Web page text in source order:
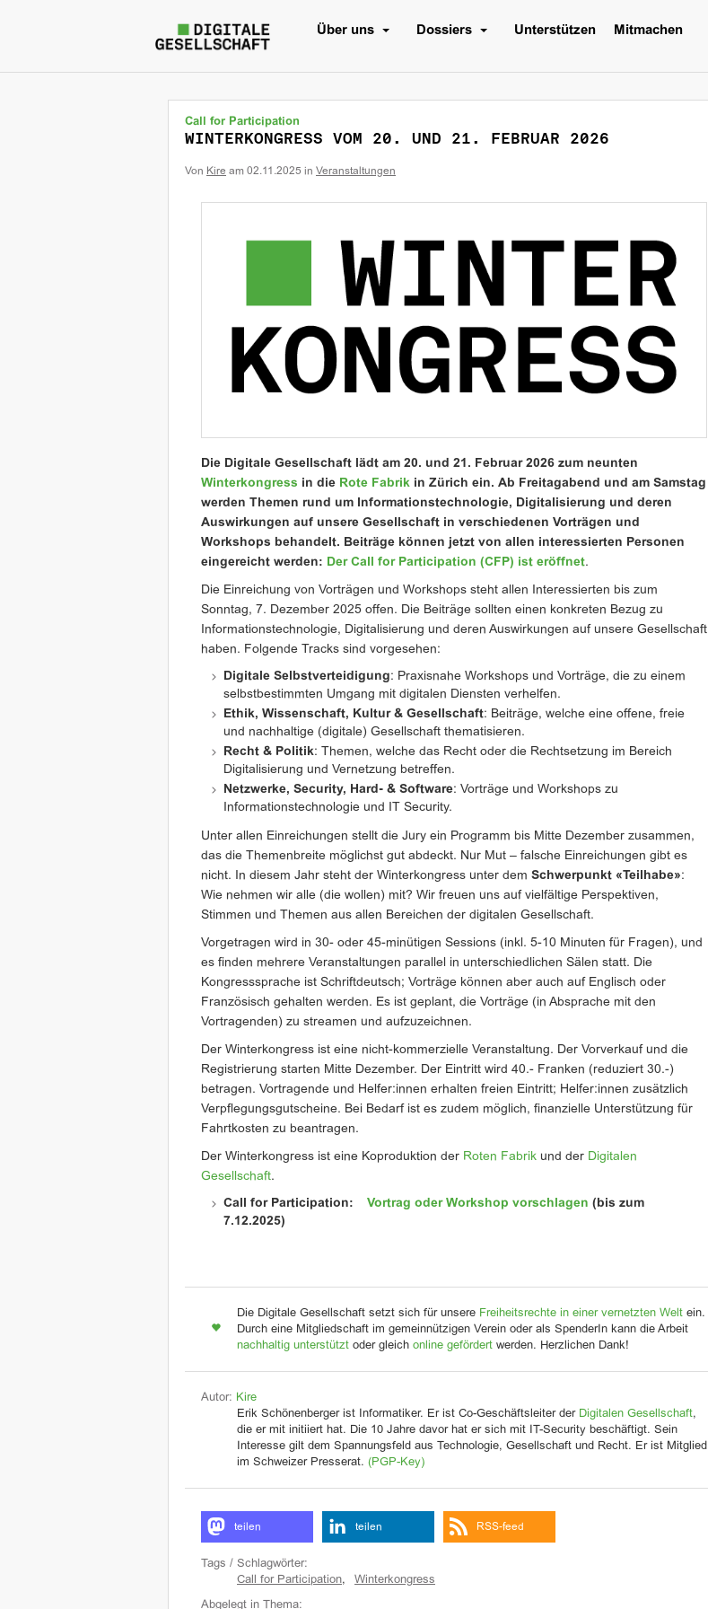
Über uns Dossiers Unterstützen Mitmachen
Call for Participation
WINTERKONGRESS VOM 20. UND 21. FEBRUAR 2026
Von Kire am 02.11.2025 in Veranstaltungen
Die Digitale Gesellschaft lädt am 20. und 21. Februar 2026 zum neunten
Winterkongress in die Rote Fabrik in Zürich ein. Ab Freitagabend und am Samstag
werden Themen rund um Informationstechnologie, Digitalisierung und deren
Auswirkungen auf unsere Gesellschaft in verschiedenen Vorträgen und
Workshops behandelt. Beiträge können jetzt von allen interessierten Personen
eingereicht werden:
Der Call for Participation (CFP) ist eröffnet.
Die Einreichung von Vorträgen und Workshops steht allen Interessierten bis zum
Sonntag, 7. Dezember 2025 offen. Die Beiträge sollten einen konkreten Bezug zu
Informationstechnologie, Digitalisierung und deren Auswirkungen auf unsere Gesellschaft
haben. Folgende Tracks sind vorgesehen:
Digitale Selbstverteidigung: Praxisnahe Workshops und Vorträge, die zu einem
selbstbestimmten Umgang mit digitalen Diensten verhelfen.
Ethik, Wissenschaft, Kultur & Gesellschaft: Beiträge, welche eine offene, freie
und nachhaltige (digitale) Gesellschaft thematisieren.
Recht & Politik: Themen, welche das Recht oder die Rechtsetzung im Bereich
Digitalisierung und Vernetzung betreffen.
Netzwerke, Security, Hard- & Software: Vorträge und Workshops zu
Informationstechnologie und IT Security.
Unter allen Einreichungen stellt die Jury ein Programm bis Mitte Dezember zusammen,
das die Themenbreite möglichst gut abdeckt. Nur Mut – falsche Einreichungen gibt es
nicht. In diesem Jahr steht der Winterkongress unter dem Schwerpunkt «Teilhabe»:
Wie nehmen wir alle (die wollen) mit? Wir freuen uns auf vielfältige Perspektiven,
Stimmen und Themen aus allen Bereichen der digitalen Gesellschaft.
Vorgetragen wird in 30- oder 45-minütigen Sessions (inkl. 5-10 Minuten für Fragen), und
es finden mehrere Veranstaltungen parallel in unterschiedlichen Sälen statt. Die
Kongresssprache ist Schriftdeutsch; Vorträge können aber auch auf Englisch oder
Französisch gehalten werden. Es ist geplant, die Vorträge (in Absprache mit den
Vortragenden) zu streamen und aufzuzeichnen.
Der Winterkongress ist eine nicht-kommerzielle Veranstaltung. Der Vorverkauf und die
Registrierung starten Mitte Dezember. Der Eintritt wird 40.- Franken (reduziert 30.-)
betragen. Vortragende und Helfer:innen erhalten freien Eintritt; Helfer:innen zusätzlich
Verpflegungsgutscheine. Bei Bedarf ist es zudem möglich, finanzielle Unterstützung für
Fahrtkosten zu beantragen.
Der Winterkongress ist eine Koproduktion der Roten Fabrik und der Digitalen
Gesellschaft.
Call for Participation: Vortrag oder Workshop vorschlagen (bis zum
7.12.2025)
Die Digitale Gesellschaft setzt sich für unsere Freiheitsrechte in einer vernetzten Welt ein.
Durch eine Mitgliedschaft im gemeinnützigen Verein oder als SpenderIn kann die Arbeit
nachhaltig unterstützt oder gleich online gefördert werden. Herzlichen Dank!
Autor: Kire
Erik Schönenberger ist Informatiker. Er ist Co-Geschäftsleiter der Digitalen Gesellschaft,
die er mit initiiert hat. Die 10 Jahre davor hat er sich mit IT-Security beschäftigt. Sein
Interesse gilt dem Spannungsfeld aus Technologie, Gesellschaft und Recht. Er ist Mitglied
im Schweizer Presserat. (PGP-Key)
teilen teilen RSS-feed
Tags / Schlagwörter:
Call for Participation, Winterkongress
Abgelegt in Thema: